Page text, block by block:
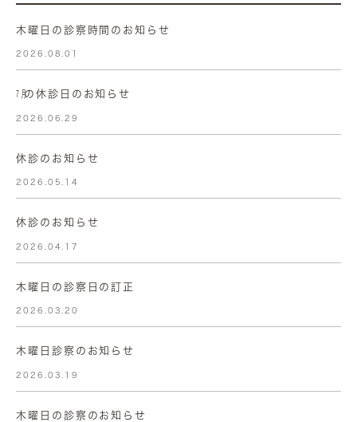
木曜日の診察時間のお知らせ
2026.08.01
㋆の休診日のお知らせ
2026.06.29
休診のお知らせ
2026.05.14
休診のお知らせ
2026.04.17
木曜日の診察日の訂正
2026.03.20
木曜日診察のお知らせ
2026.03.19
木曜日の診察のお知らせ